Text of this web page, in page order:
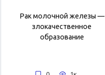
Рак молочной железы —
злокачественное
образование